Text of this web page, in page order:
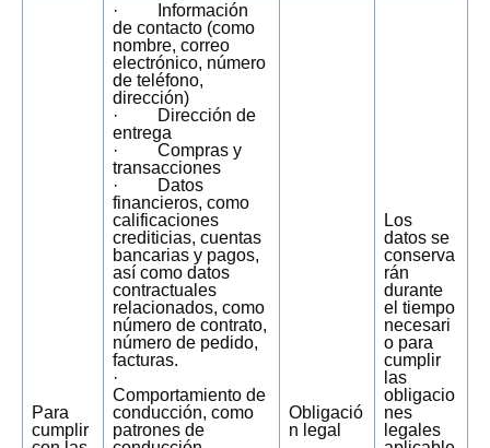
Para
cumplir
· Información
de contacto (como
nombre, correo
electrónico, número
de teléfono,
dirección)
· Dirección de
entrega
· Compras y
transacciones
· Datos
financieros, como
calificaciones
crediticias, cuentas
bancarias y pagos,
así como datos
contractuales
relacionados, como
número de contrato,
número de pedido,
facturas.
·
Comportamiento de
conducción, como
patrones de
Obligació
n legal
Los
datos se
conserva
rán
durante
el tiempo
necesari
o para
cumplir
las
obligacio
nes
legales